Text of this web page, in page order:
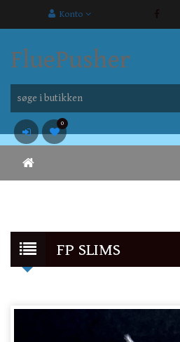
Konto
FluePusher
0
FP SLIMS